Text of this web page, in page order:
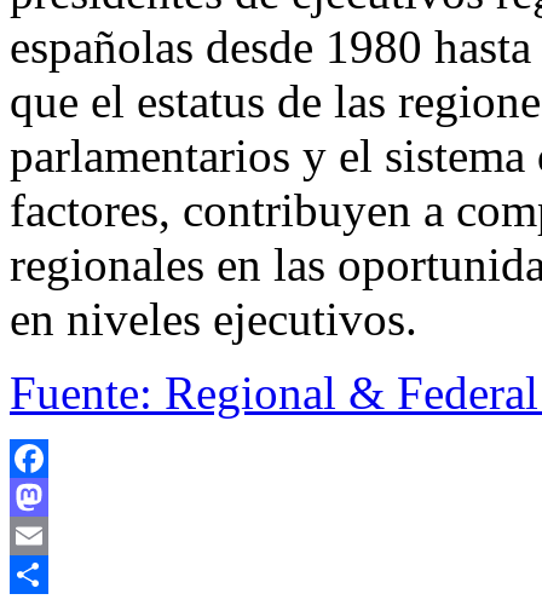
españolas desde 1980
que el estatus de las
parlamentarios y el
factores, contribuyen a
regionales en las
en niveles ejecutivos.
Fuente: Regional &
Facebook
Mastodon
Email